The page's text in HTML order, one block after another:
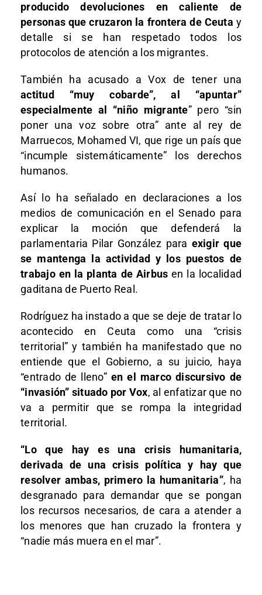
producido devoluciones en caliente de
personas que cruzaron la frontera de Ceuta y
detalle si se han respetado todos los
protocolos de atención a los migrantes.
También ha acusado a Vox de tener una
actitud “muy cobarde”, al “apuntar”
especialmente al “niño migrante” pero “sin
poner una voz sobre otra” ante al rey de
Marruecos, Mohamed VI, que rige un país que
“incumple sistemáticamente” los derechos
humanos.
Así lo ha señalado en declaraciones a los
medios de comunicación en el Senado para
explicar la moción que defenderá la
parlamentaria Pilar González para exigir que
se mantenga la actividad y los puestos de
trabajo en la planta de Airbusen la localidad
gaditana de Puerto Real.
Rodríguez ha instado a que se deje de tratar lo
acontecido en Ceuta como una “crisis
territorial” y también ha manifestado que no
entiende que el Gobierno, a su juicio, haya
“entrado de lleno” en el marco discursivo de
“invasión” situado por Vox, al enfatizar que no
va a permitir que se rompa la integridad
territorial.
“Lo que hay es una crisis humanitaria,
derivada de una crisis política y hay que
resolver ambas, primero la humanitaria”, ha
desgranado para demandar que se pongan
los recursos necesarios, de cara a atender a
los menores que han cruzado la frontera y
“nadie más muera en el mar”.